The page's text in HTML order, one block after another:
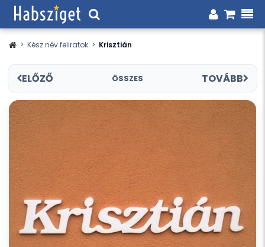
> Kész név feliratok > Krisztián
ELŐZŐ ÖSSZES TOVÁBB